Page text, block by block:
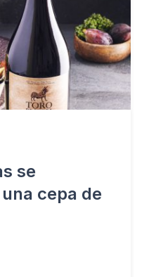
se
cepa de